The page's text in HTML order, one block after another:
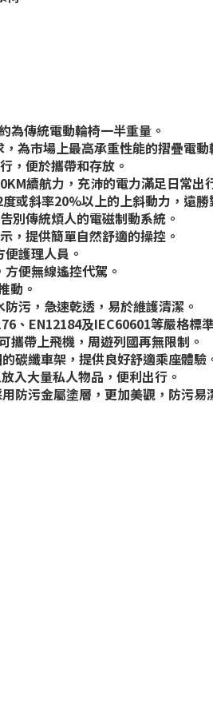
為傳統電動輪椅一半重量。
為市場上最高承重性能的摺疊電動
，便於攜帶和存放。
續航力，充沛的電力滿足日常出
或斜率20%以上的上斜動力，遠勝
別傳統煩人的電磁制動系統。
，提供簡單自然舒適的操控。
護理人員。
便無線遙控代駕。
動。
污，急速乾透，易於維護清潔。
、EN12184及IEC60601等嚴格標
攜帶上飛機，周遊列國再無限制。
碳纖車架，提供良好舒適乘座體驗
入大量私人物品，便利出行。
防污金屬塗層，更加美觀，防污易